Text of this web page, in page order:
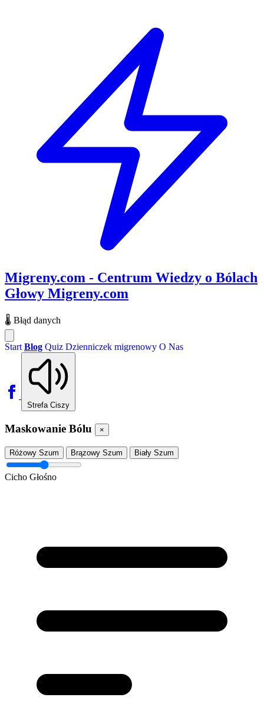
Migreny.com - Centrum Wiedzy o Bólach
Głowy Migreny.com
🌡️ Błąd danych
Start Blog Quiz Dzienniczek migrenowy O Nas
Strefa Ciszy
Maskowanie Bólu ×
Różowy Szum Brązowy Szum Biały Szum
Cicho Głośno